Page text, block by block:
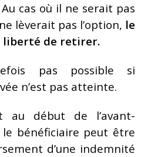
cas où il ne serait pas
lèverait pas l’option, le
liberté de retirer.
pas possible si
n’est pas atteinte.
au début de l’avant-
bénéficiaire peut être
d’une indemnité